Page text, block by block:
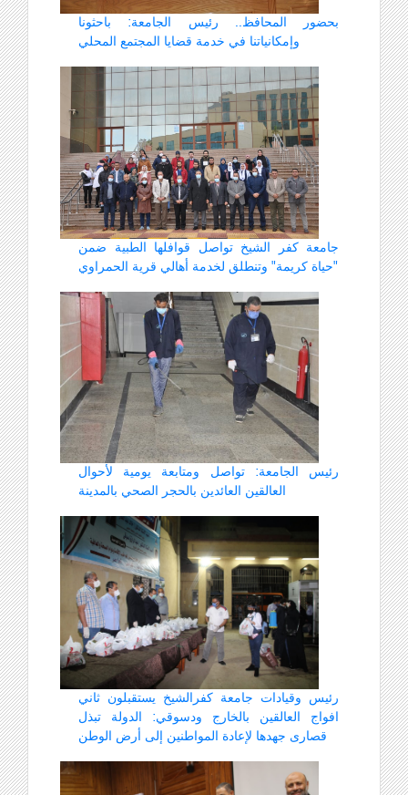
بحضور المحافظ.. رئيس الجامعة: باحثونا
وإمكانياتنا في خدمة قضايا المجتمع المحلي
جامعة كفر الشيخ تواصل قوافلها الطبية ضمن
"حياة كريمة" وتنطلق لخدمة أهالي قرية الحمراوي
رئيس الجامعة: تواصل ومتابعة يومية لأحوال
العالقين العائدين بالحجر الصحي بالمدينة
رئيس وقيادات جامعة كفرالشيخ يستقبلون ثاني
افواج العالقين بالخارج ودسوقي: الدولة تبذل
قصارى جهدها لإعادة المواطنين إلى أرض الوطن